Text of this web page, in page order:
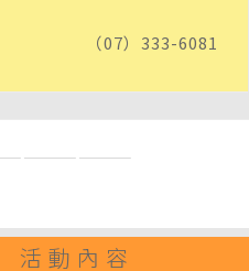
（07）333-6081
活 動 內 容